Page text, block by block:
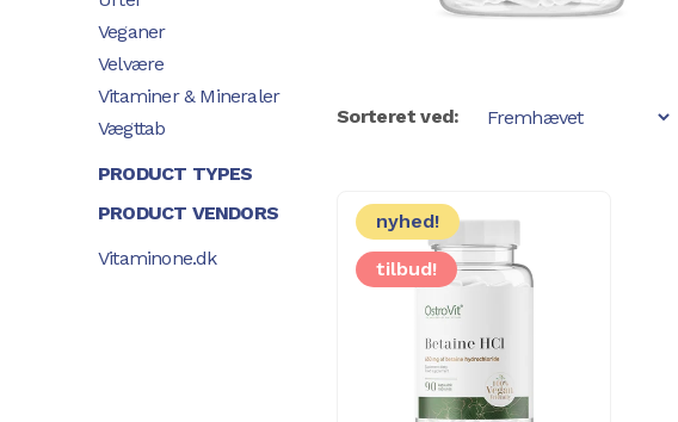
Sorteret ved:
nyhed!
tilbud!
Veganer
Velvære
Vitaminer & Mineraler
Vægttab
PRODUCT TYPES
PRODUCT VENDORS
Vitaminone.dk